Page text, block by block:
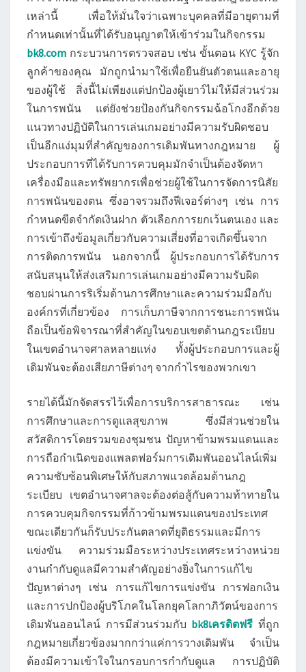
เหล่านี้ เพื่อให้มั่นใจว่าเฉพาะบุคคลที่มีอายุตามที่
กำหนดเท่านั้นที่ได้รับอนุญาตให้เข้าร่วมในกิจกรรม
bk8.com กระบวนการตรวจสอบ เช่น ขั้นตอน KYC รู้จัก
ลูกค้าของคุณ มักถูกนำมาใช้เพื่อยืนยันตัวตนและอายุ
ของผู้ใช้ สิ่งนี้ไม่เพียงแต่ปกป้องผู้เยาว์ไม่ให้มีส่วนร่วม
ในการพนัน แต่ยังช่วยป้องกันกิจกรรมฉ้อโกงอีกด้วย
แนวทางปฏิบัติในการเล่นเกมอย่างมีความรับผิดชอบ
เป็นอีกแง่มุมที่สำคัญของการเดิมพันทางกฎหมาย ผู้
ประกอบการที่ได้รับการควบคุมมักจำเป็นต้องจัดหา
เครื่องมือและทรัพยากรเพื่อช่วยผู้ใช้ในการจัดการนิสัย
การพนันของตน ซึ่งอาจรวมถึงฟีเจอร์ต่างๆ เช่น การ
กำหนดขีดจำกัดเงินฝาก ตัวเลือกการยกเว้นตนเอง และ
การเข้าถึงข้อมูลเกี่ยวกับความเสี่ยงที่อาจเกิดขึ้นจาก
การติดการพนัน นอกจากนี้ ผู้ประกอบการได้รับการ
สนับสนุนให้ส่งเสริมการเล่นเกมอย่างมีความรับผิด
ชอบผ่านการริเริ่มด้านการศึกษาและความร่วมมือกับ
องค์กรที่เกี่ยวข้อง การเก็บภาษีจากการชนะการพนัน
ถือเป็นข้อพิจารณาที่สำคัญในขอบเขตด้านกฎระเบียบ
ในเขตอำนาจศาลหลายแห่ง ทั้งผู้ประกอบการและผู้
เดิมพันจะต้องเสียภาษีต่างๆ จากกำไรของพวกเขา
รายได้นี้มักจัดสรรไว้เพื่อการบริการสาธารณะ เช่น
การศึกษาและการดูแลสุขภาพ ซึ่งมีส่วนช่วยใน
สวัสดิการโดยรวมของชุมชน ปัญหาข้ามพรมแดนและ
การถือกำเนิดของแพลตฟอร์มการเดิมพันออนไลน์เพิ่ม
ความซับซ้อนพิเศษให้กับสภาพแวดล้อมด้านกฎ
ระเบียบ เขตอำนาจศาลจะต้องต่อสู้กับความท้าทายใน
การควบคุมกิจกรรมที่ก้าวข้ามพรมแดนของประเทศ
ขณะเดียวกันก็รับประกันตลาดที่ยุติธรรมและมีการ
แข่งขัน ความร่วมมือระหว่างประเทศระหว่างหน่วย
งานกำกับดูแลมีความสำคัญอย่างยิ่งในการแก้ไข
ปัญหาต่างๆ เช่น การแก้ไขการแข่งขัน การฟอกเงิน
และการปกป้องผู้บริโภคในโลกยุคโลกาภิวัตน์ของการ
เดิมพันออนไลน์ การมีส่วนร่วมกับ bk8เครดิตฟรี ที่ถูก
กฎหมายเกี่ยวข้องมากกว่าแค่การวางเดิมพัน จำเป็น
ต้องมีความเข้าใจในกรอบการกำกับดูแล การปฏิบัติ